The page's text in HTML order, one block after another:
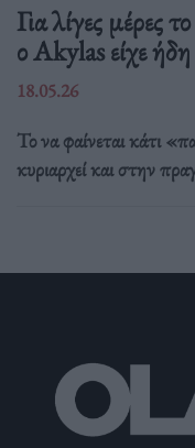
Για λίγες μέρες
ο Akylas είχε ήδη
18.05.26
Το να φαίνεται κάτι
κυριαρχεί και στην